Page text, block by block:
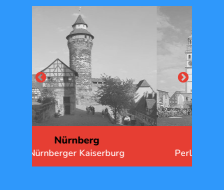
Augsburg
Perlachturm am Rathausplatz